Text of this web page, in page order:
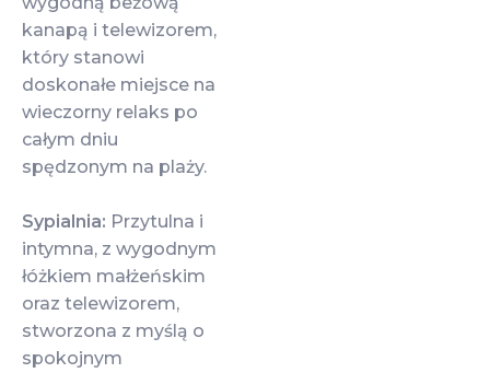
kanapą i telewizorem,
który stanowi
doskonałe miejsce na
wieczorny relaks po
całym dniu
spędzonym na plaży.
Sypialnia: Przytulna i
intymna, z wygodnym
łóżkiem małżeńskim
oraz telewizorem,
stworzona z myślą o
spokojnym